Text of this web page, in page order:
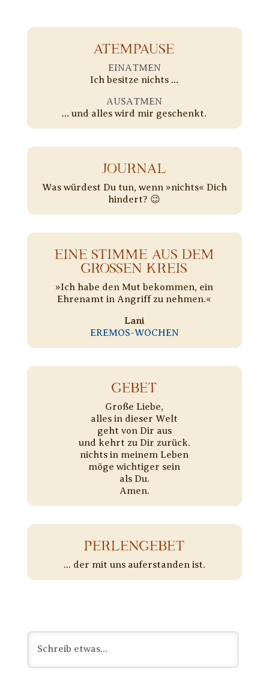
ATEMPAUSE
EINATMEN
Ich besitze nichts …
AUSATMEN
… und alles wird mir geschenkt.
JOURNAL
Was würdest Du tun, wenn »nichts« Dich
hindert? 😉
EINE STIMME AUS DEM
GROSSEN KREIS
»Ich habe den Mut bekommen, ein
Ehrenamt in Angriff zu nehmen.«
Lani
EREMOS-WOCHEN
GEBET
Große Liebe,
alles in dieser Welt
geht von Dir aus
und kehrt zu Dir zurück.
nichts in meinem Leben
möge wichtiger sein
als Du.
Amen.
PERLENGEBET
... der mit uns auferstanden ist.